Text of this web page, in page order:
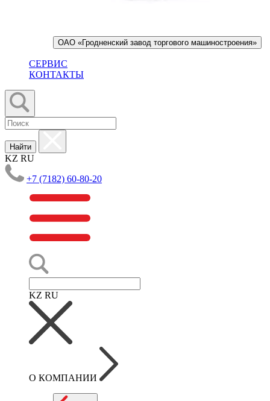
ОАО «Гродненский завод торгового машиностроения»
СЕРВИС
КОНТАКТЫ
Найти
KZ RU
+7 (7182) 60-80-20
KZ RU
О КОМПАНИИ